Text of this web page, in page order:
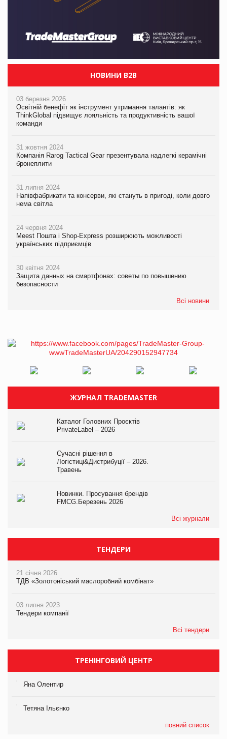
НОВИНИ B2B
03 березня 2026
Освітній бенефіт як інструмент утримання талантів: як
ThinkGlobal підвищує лояльність та продуктивність вашої
команди
31 жовтня 2024
Компанія Rarog Tactical Gear презентувала надлегкі керамічні
бронеплити
31 липня 2024
Напівфабрикати та консерви, які стануть в пригоді, коли довго
нема світла
24 червня 2024
Meest Пошта і Shop-Express розширюють можливості
українських підприємців
30 квітня 2024
Защита данных на смартфонах: советы по повышению
безопасности
Всі новини
ЖУРНАЛ TRADEMASTER
Каталог Головних Проєктів
PrivateLabel – 2026
Сучасні рішення в
Логістиці&Дистрибуції – 2026.
Травень
Новинки. Просування брендів
FMCG.Березень 2026
Всі журнали
ТЕНДЕРИ
21 січня 2026
ТДВ «Золотоніський маслоробний комбінат»
03 липня 2023
Тендери компанії
Всі тендери
ТРЕНІНГОВИЙ ЦЕНТР
Яна Олентир
Тетяна Ільєнко
повний список